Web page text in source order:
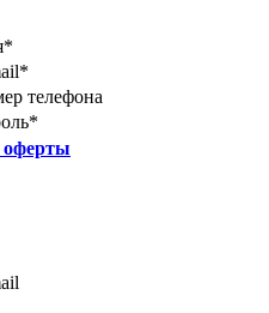
телефона
оферты